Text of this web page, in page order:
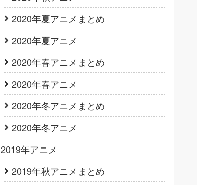
2020年夏アニメまとめ
2020年夏アニメ
2020年春アニメまとめ
2020年春アニメ
2020年冬アニメまとめ
2020年冬アニメ
2019年アニメ
2019年秋アニメまとめ